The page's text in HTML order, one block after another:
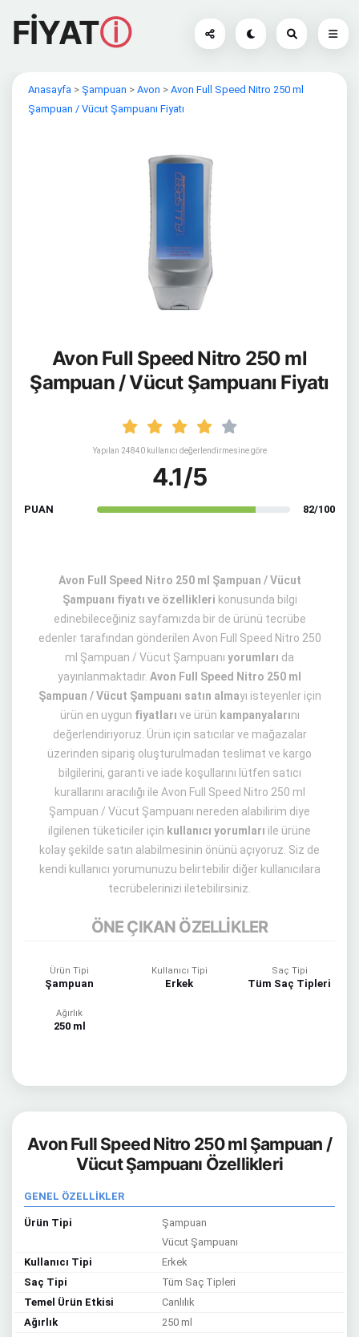
FİYATⓘ
Anasayfa > Şampuan > Avon > Avon Full Speed Nitro 250 ml
Şampuan / Vücut Şampuanı Fiyatı
Avon Full Speed Nitro 250 ml
Şampuan / Vücut Şampuanı Fiyatı
Yapılan 24840 kullanıcı değerlendirmesine göre
4.1/5
PUAN 82/100
Avon Full Speed Nitro 250 ml Şampuan / Vücut
Şampuanı fiyatı ve özellikleri konusunda bilgi
edinebileceğiniz sayfamızda bir de ürünü tecrübe
edenler tarafından gönderilen Avon Full Speed Nitro 250
ml Şampuan / Vücut Şampuanı yorumları da
yayınlanmaktadır. Avon Full Speed Nitro 250 ml
Şampuan / Vücut Şampuanı satın almayı isteyenler için
ürün en uygun fiyatları ve ürün kampanyalarını
değerlendiriyoruz. Ürün için satıcılar ve mağazalar
üzerinden sipariş oluşturulmadan teslimat ve kargo
bilgilerini, garanti ve iade koşullarını lütfen satıcı
kurallarını aracılığı ile Avon Full Speed Nitro 250 ml
Şampuan / Vücut Şampuanı nereden alabilirim diye
ilgilenen tüketiciler için kullanıcı yorumları ile ürüne
kolay şekilde satın alabilmesinin önünü açıyoruz. Siz de
kendi kullanıcı yorumunuzu belirtebilir diğer kullanıcılara
tecrübelerinizi iletebilirsiniz.
ÖNE ÇIKAN ÖZELLİKLER
Ürün Tipi
Şampuan
Kullanıcı Tipi
Erkek
Saç Tipi
Tüm Saç Tipleri
Ağırlık
250 ml
Avon Full Speed Nitro 250 ml Şampuan /
Vücut Şampuanı Özellikleri
GENEL ÖZELLİKLER
Ürün Tipi
Şampuan
Vücut Şampuanı
Kullanıcı Tipi
Erkek
Saç Tipi
Tüm Saç Tipleri
Temel Ürün Etkisi
Canlılık
Ağırlık
250 ml